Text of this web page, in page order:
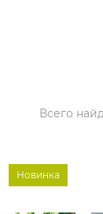
Всего
Новинка